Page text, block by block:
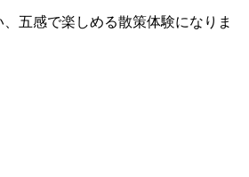
五感で楽しめる散策体験になりま